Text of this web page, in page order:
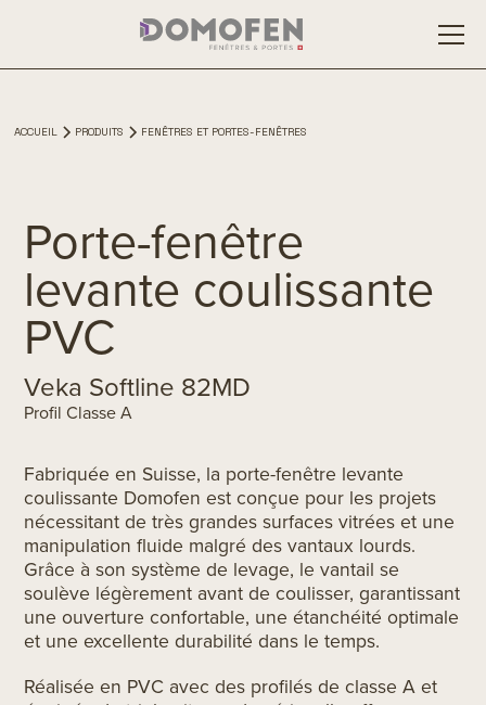
Porte-fenêtre
levante coulissante
PVC
Veka Softline 82MD
Profil Classe A
Fabriquée en Suisse, la porte-fenêtre levante
coulissante Domofen est conçue pour les projets
nécessitant de très grandes surfaces vitrées et une
manipulation fluide malgré des vantaux lourds.
Grâce à son système de levage, le vantail se
soulève légèrement avant de coulisser, garantissant
une ouverture confortable, une étanchéité optimale
et une excellente durabilité dans le temps.
Réalisée en PVC avec des profilés de classe A et
ACCUEIL PRODUITS FENÊTRES ET PORTES-FENÊTRES